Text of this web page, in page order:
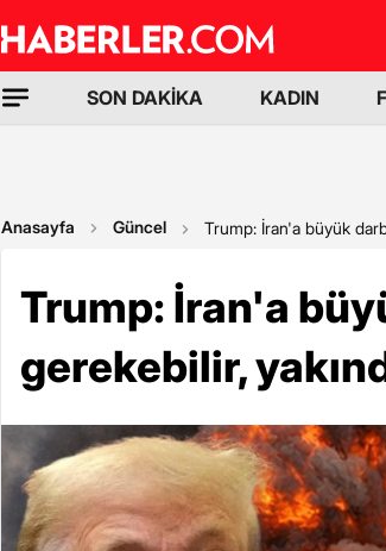
SON DAKİKA KADIN
Anasayfa Güncel Trump: İran'a büyük
Trump: İran'a
gerekebilir,